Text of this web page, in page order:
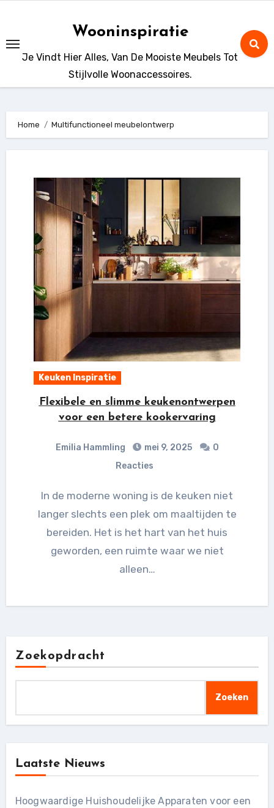
de
inhoud
Wooninspiratie
Je Vindt Hier Alles, Van De Mooiste Meubels Tot
Stijlvolle Woonaccessoires.
Home Multifunctioneel meubelontwerp
Keuken Inspiratie
Flexibele en slimme keukenontwerpen
voor een betere kookervaring
Emilia Hammling mei 9, 2025
0
Reacties
In de moderne woning is de keuken niet
langer slechts een plek om maaltijden te
bereiden. Het is het hart van het huis
geworden, een ruimte waar we niet
alleen…
Zoekopdracht
Zoeken
Laatste Nieuws
Hoogwaardige Huishoudelijke Apparaten voor een